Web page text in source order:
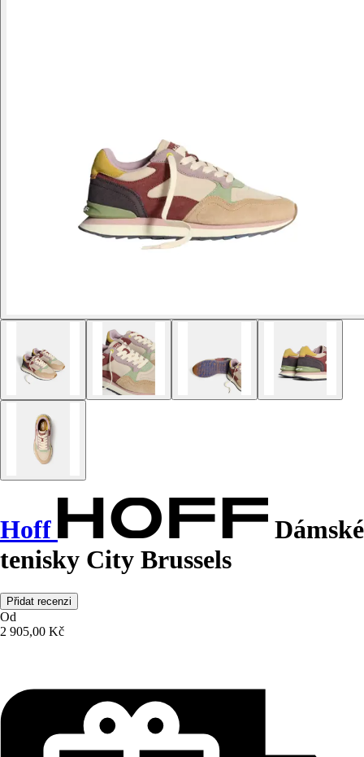
Hoff
Dámské
tenisky City Brussels
Přidat recenzi
Od
2 905,00 Kč